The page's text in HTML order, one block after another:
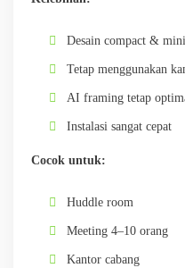
Desain compact &
Tetap menggunakan
AI framing tetap
Instalasi sangat cepat
Cocok untuk:
Huddle room
Meeting 4–10 orang
Kantor cabang